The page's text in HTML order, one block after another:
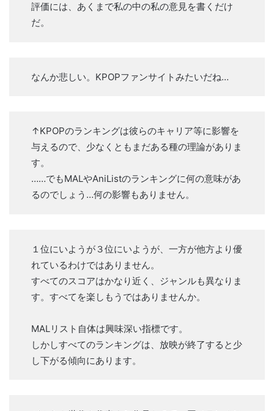
評価には、あくまで私の中の私の意見を書くだけ
だ。
なんか悲しい。KPOPファンサイトみたいだね…
↑KPOPのランキングは彼らのキャリア等に影響を
与えるので、少なくともまだある種の理論がありま
す。
……でもMALやAniListのランキングに何の意味があ
るのでしょう…何の影響もありません。
１位にいようが３位にいようが、一方が他方より優
れているわけではありません。
すべてのスコアはかなり近く、ジャンルも異なりま
す。すべてを楽しもうではありませんか。
MALリスト自体は興味深い指標です。
しかしすべてのランキングは、放映が終了すると少
し下がる傾向にあります。